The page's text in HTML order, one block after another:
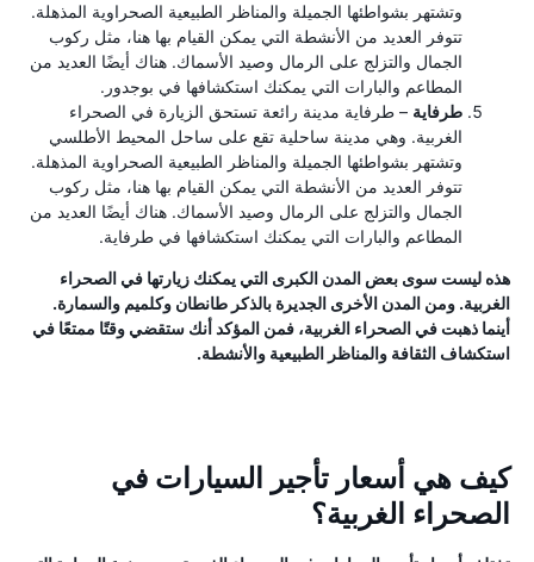
وتشتهر بشواطئها الجميلة والمناظر الطبيعية الصحراوية المذهلة.
تتوفر العديد من الأنشطة التي يمكن القيام بها هنا، مثل ركوب
الجمال والتزلج على الرمال وصيد الأسماك. هناك أيضًا العديد من
المطاعم والبارات التي يمكنك استكشافها في بوجدور.
طرفاية – طرفاية مدينة رائعة تستحق الزيارة في الصحراء
الغربية. وهي مدينة ساحلية تقع على ساحل المحيط الأطلسي
وتشتهر بشواطئها الجميلة والمناظر الطبيعية الصحراوية المذهلة.
تتوفر العديد من الأنشطة التي يمكن القيام بها هنا، مثل ركوب
الجمال والتزلج على الرمال وصيد الأسماك. هناك أيضًا العديد من
المطاعم والبارات التي يمكنك استكشافها في طرفاية.
هذه ليست سوى بعض المدن الكبرى التي يمكنك زيارتها في الصحراء
الغربية. ومن المدن الأخرى الجديرة بالذكر طانطان وكلميم والسمارة.
أينما ذهبت في الصحراء الغربية، فمن المؤكد أنك ستقضي وقتًا ممتعًا في
استكشاف الثقافة والمناظر الطبيعية والأنشطة.
كيف هي أسعار تأجير السيارات في
الصحراء الغربية؟